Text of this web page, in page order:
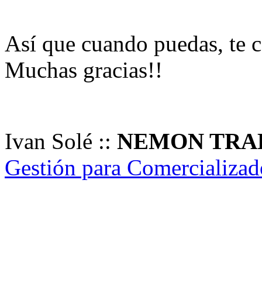
Así que cuando puedas, te
Muchas gracias!!
Ivan Solé :: NEMON
Gestión para